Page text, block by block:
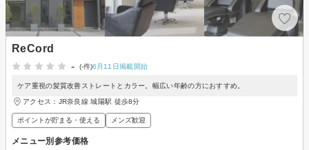
ReCord
-
(-件)6月11日掲載開始
ケア重視の髪質改善ストレートとカラー。幅広い年齢の方におすすめ。
アクセス：JR奈良線 城陽駅 徒歩8分
ポイントが貯まる・使える メンズ歓迎
メニュー別参考価格